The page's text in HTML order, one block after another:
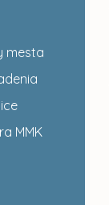
mesta
MMK